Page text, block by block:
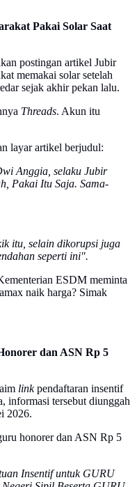
Pakai Solar Saat
postingan artikel Jubir
memakai solar setelah
sejak akhir pekan lalu.
Threads. Akun itu
layar artikel berjudul:
Anggia, selaku Jubir
Pakai Itu Saja. Sama-
itu, selain dikorupsi juga
seperti ini".
ESDM meminta
naik harga? Simak
dan ASN Rp 5
linkpendaftaran insentif
informasi tersebut diunggah
2026.
honorer dan ASN Rp 5
Insentif untuk GURU